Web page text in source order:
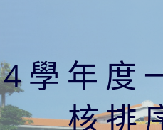
學年度
核排